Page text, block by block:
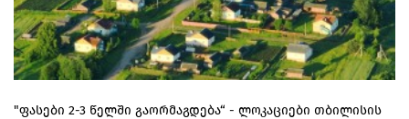
"ფასები 2-3 წელში გაორმაგდება“ - ლოკაციები თბილისის